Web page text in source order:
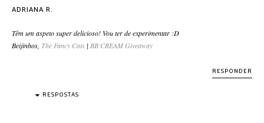
ADRIANA R.
Têm um aspeto super delicioso! Vou ter de experimentar :D
Beijinhos, The Fancy Cats | BB CREAM Giveaway
RESPONDER
RESPOSTAS